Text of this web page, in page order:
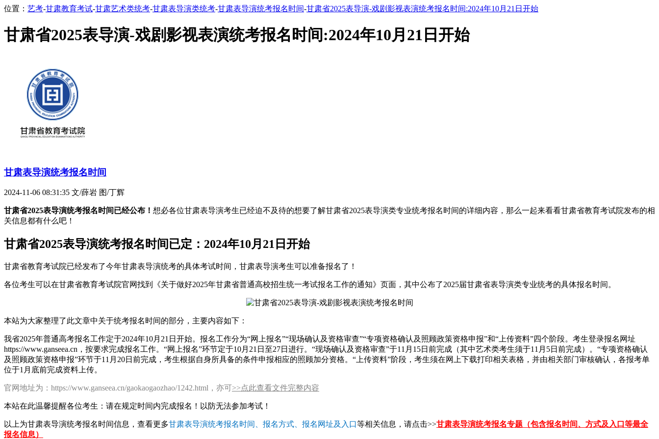
位置： 艺考-甘肃教育考试-甘肃艺术类统考-甘肃表导演类统考-甘肃表导演统考报名时间-甘肃省2025表导演-戏剧影视表演统考报名时间:2024年10月21日开始
甘肃省2025表导演-戏剧影视表演统考报名时间:2024年10月21日开始
甘肃表导演统考报名时间
2024-11-06 08:31:35 文/薛岩 图/丁辉
甘肃省2025表导演统考报名时间已经公布！ 想必各位甘肃表导演考生已经迫不及待的想要了解甘肃省2025表导演类专业统考报名时间的详细内容，那么一起来看看甘肃省教育考试院发布的相
关信息都有什么吧！
甘肃省2025表导演统考报名时间已定：2024年10月21日开始
甘肃省教育考试院已经发布了今年甘肃表导演统考的具体考试时间，甘肃表导演考生可以准备报名了！
各位考生可以在甘肃省教育考试院官网找到《关于做好2025年甘肃省普通高校招生统一考试报名工作的通知》页面，其中公布了2025届甘肃省表导演类专业统考的具体报名时间。
本站为大家整理了此文章中关于统考报名时间的部分，主要内容如下：
我省2025年普通高考报名工作定于2024年10月21日开始。报名工作分为“网上报名”“现场确认及资格审查”“专项资格确认及照顾政策资格申报”和“上传资料”四个阶段。考生登录报名网址
https://www.ganseea.cn，按要求完成报名工作。“网上报名”环节定于10月21日至27日进行。“现场确认及资格审查”于11月15日前完成（其中艺术类考生须于11月5日前完成）。“专项资格确认
及照顾政策资格申报”环节于11月20日前完成，考生根据自身所具备的条件申报相应的照顾加分资格。“上传资料”阶段，考生须在网上下载打印相关表格，并由相关部门审核确认，各报考单
位于1月底前完成资料上传。
官网地址为：https://www.ganseea.cn/gaokaogaozhao/1242.html，亦可>>点此查看文件完整内容
本站在此温馨提醒各位考生：请在规定时间内完成报名！以防无法参加考试！
以上为甘肃表导演统考报名时间信息，查看更多甘肃表导演统考报名时间、报名方式、报名网址及入口等相关信息，请点击>>甘肃表导演统考报名专题（包含报名时间、方式及入口等最全
报名信息）